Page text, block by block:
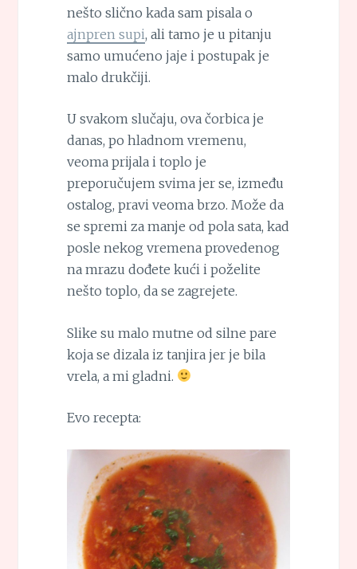
nešto slično kada sam pisala o
ajnpren supi, ali tamo je u pitanju
samo umućeno jaje i postupak je
malo drukčiji.
U svakom slučaju, ova čorbica je
danas, po hladnom vremenu,
veoma prijala i toplo je
preporučujem svima jer se, između
ostalog, pravi veoma brzo. Može da
se spremi za manje od pola sata, kad
posle nekog vremena provedenog
na mrazu dođete kući i poželite
nešto toplo, da se zagrejete.
Slike su malo mutne od silne pare
koja se dizala iz tanjira jer je bila
vrela, a mi gladni.
Evo recepta: